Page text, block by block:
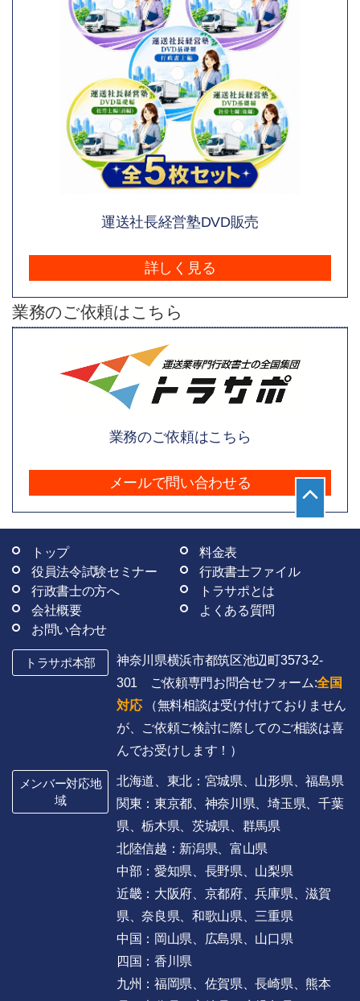
運送社長経営塾DVD販売
詳しく見る
業務のご依頼はこちら
業務のご依頼はこちら
メールで問い合わせる
トップ
料金表
役員法令試験セミナー
行政書士ファイル
行政書士の方へ
トラサポとは
会社概要
よくある質問
お問い合わせ
トラサポ本部
神奈川県横浜市都筑区池辺町3573-2-
301 ご依頼専門お問合せフォーム:全国
対応（無料相談は受け付けておりません
が、ご依頼ご検討に際してのご相談は喜
んでお受けします！）
メンバー対応地
域
北海道、東北：宮城県、山形県、福島県
関東：東京都、神奈川県、埼玉県、千葉
県、栃木県、茨城県、群馬県
北陸信越：新潟県、富山県
中部：愛知県、長野県、山梨県
近畿：大阪府、京都府、兵庫県、滋賀
県、奈良県、和歌山県、三重県
中国：岡山県、広島県、山口県
四国：香川県
九州：福岡県、佐賀県、長崎県、熊本